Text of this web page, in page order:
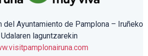
del Ayuntamiento de Pamplona – Iruñeko
Udalaren laguntzarekin